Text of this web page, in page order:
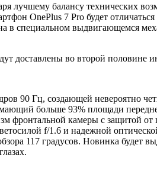
лучшему балансу технических
OnePlus 7 Pro будет
в специальном выдвигающемся
доставлены во второй половине
90 Гц, создающей невероятно
больше 93% площади
камеры с защитой от
f/1.6 и надежной
117 градусов. Новинка будет